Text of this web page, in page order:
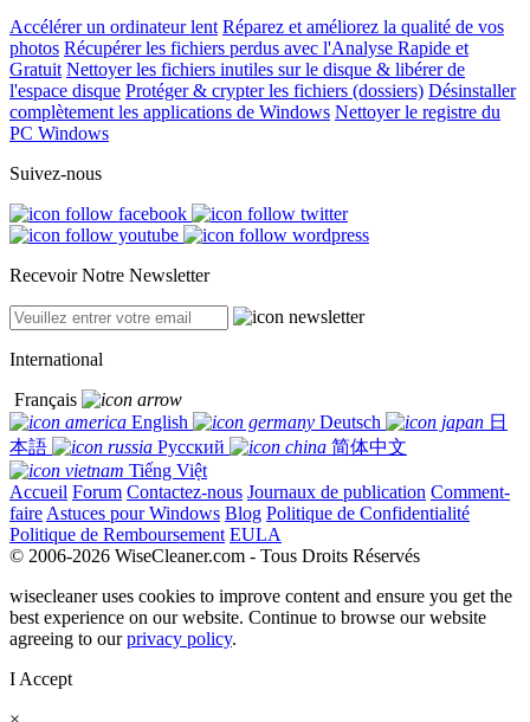
Accélérer un ordinateur lent Réparez et améliorez la qualité de vos
photos Récupérer les fichiers perdus avec l'Analyse Rapide et
Gratuit Nettoyer les fichiers inutiles sur le disque & libérer de
l'espace disque Protéger & crypter les fichiers (dossiers) Désinstaller
complètement les applications de Windows Nettoyer le registre du
PC Windows
Suivez-nous
Recevoir Notre Newsletter
International
Français
English
Deutsch
日
本語
Русский
简体中文
Tiếng Việt
Accueil Forum Contactez-nous Journaux de publication Comment-
faireAstuces pour Windows Blog Politique de Confidentialité
Politique de Remboursement EULA
© 2006-2026 WiseCleaner.com - Tous Droits Réservés
wisecleaner uses cookies to improve content and ensure you get the
best experience on our website. Continue to browse our website
agreeing to ourprivacy policy.
I Accept